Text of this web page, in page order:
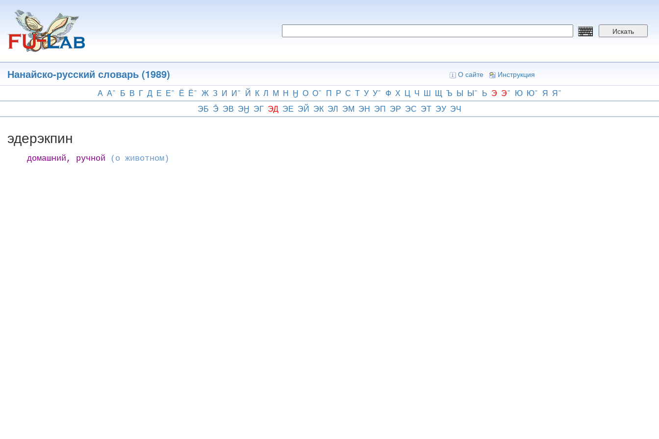
основному
содержанию
Искать
Нанайско-русский словарь (1989) О сайте Инструкция
А А Б В Г Д Е Е Ё Ё Ж З И И Й К Л М Н Ӈ О О П Р С Т У У Ф Х Ц Ч Ш Щ Ъ Ы Ы Ь Э Э Ю Ю Я Я
ЭБ Э̄ ЭВ ЭӇ ЭГ ЭД ЭЕ ЭЙ ЭК ЭЛ ЭМ ЭН ЭП ЭР ЭС ЭТ ЭУ ЭЧ
эдерэкпин
домашний, ручной (о животном)